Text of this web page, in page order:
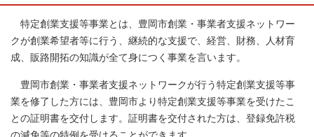
特定創業支援等事業とは、豊岡市創業・事業者支援ネットワー
クが創業希望者等に行う、継続的な支援で、経営、財務、人材育
成、販路開拓の知識が全て身につく事業を言います。
豊岡市創業・事業者支援ネットワークが行う特定創業支援等事
業を修了した方には、豊岡市より特定創業支援等事業を受けたこ
との証明書を交付します。証明書を交付された方は、登録免許税